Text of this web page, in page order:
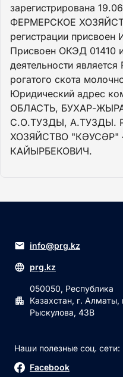
зарегистрирована
ФЕРМЕРСКОЕ
регистрации
Присвоен ОКЭД 01410
деятельности
рогатого скота
Юридический адрес
ОБЛАСТЬ, БУХАР-
С.О.ТУЗДЫ, А.ТУЗДЫ.
ХОЗЯЙСТВО "КӘУСӘР"
КАЙЫРБЕКОВИЧ.
info@prg.kz
prg.kz
050050, Республика
Казахстан, г. Алматы,
Рыскулова, 43В
Наши полезные соц. сети:
Facebook